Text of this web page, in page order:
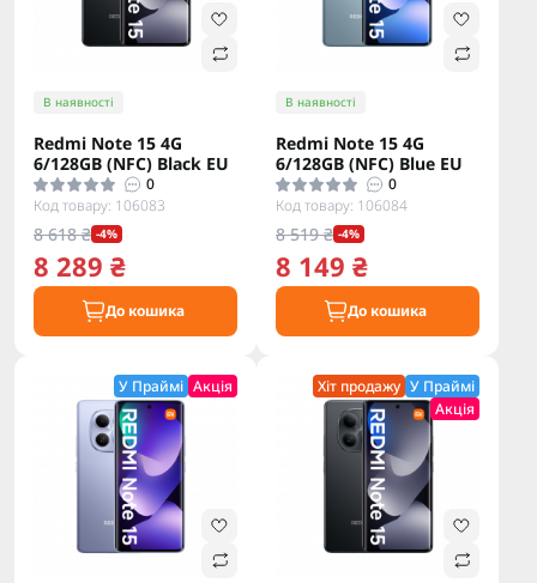
В наявності
Redmi Note 15 4G
6/128GB (NFC) Black EU
0
Код товару: 106083
8 618 ₴ -4%
8 289 ₴
До кошика
В наявності
Redmi Note 15 4G
6/128GB (NFC) Blue EU
0
Код товару: 106084
8 519 ₴ -4%
8 149 ₴
До кошика
У Праймі Акція Хіт продажу У Праймі
Акція